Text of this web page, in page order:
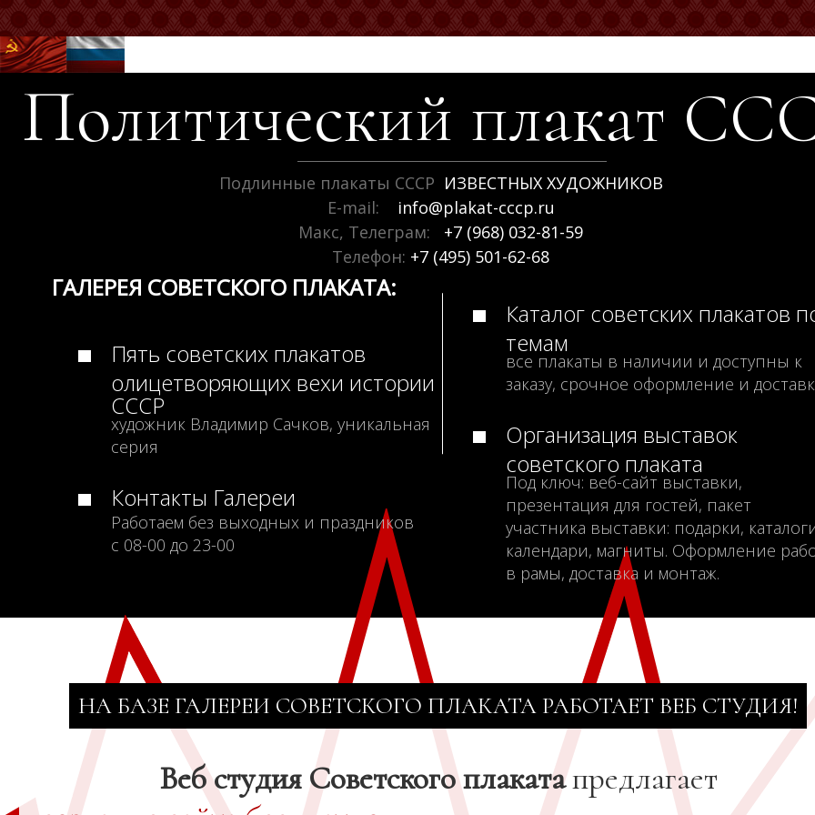
Политический плакат
Подлинные плакаты СССР ИЗВЕСТНЫХ ХУДОЖНИКОВ
E-mail:
info@plakat-cccp.ru
Макс, Телеграм:
+7 (968) 032-81-59
Телефон: +7 (495) 501-62-68
ГАЛЕРЕЯ СОВЕТСКОГО ПЛАКАТА:
Пять советских плакатов
олицетворяющих вехи истории
СССР
художник Владимир Сачков, уникальная
серия
Контакты Галереи
Работаем без выходных и праздников
с 08-00 до 23-00
Каталог советских плакатов
темам
все плакаты в наличии и доступны к
заказу, срочное оформление и
Организация выставок
советского плаката
Под ключ: веб-сайт выставки,
презентация для гостей, пакет
участника выставки: подарки,
календари, магниты. Оформление
в рамы, доставка и монтаж.
НА БАЗЕ ГАЛЕРЕИ СОВЕТСКОГО ПЛАКАТА РАБОТАЕТ ВЕБ СТУДИЯ!
Веб студия Советского плакатапредлагает